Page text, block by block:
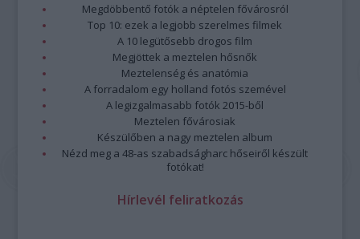
Megdöbbentő fotók a néptelen fővárosról
Top 10: ezek a legjobb szerelmes filmek
A 10 legütősebb drogos film
Megjöttek a meztelen hősnők
Meztelenség és anatómia
A forradalom egy holland fotós szemével
A legizgalmasabb fotók 2015-ből
Meztelen fővárosiak
Készülőben a nagy meztelen album
Nézd meg a 48-as szabadságharc hőseiről készült
fotókat!
Hírlevél feliratkozás